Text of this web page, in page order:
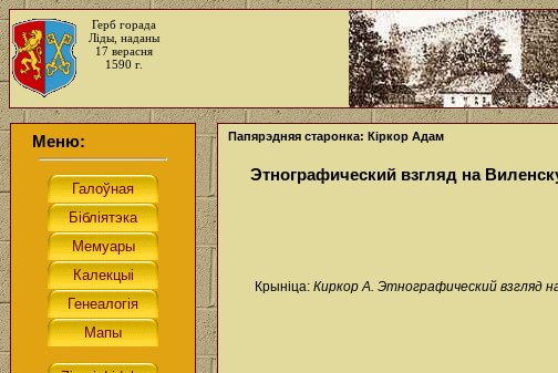
Герб горада
Ліды, наданы
17 верасня
1590 г.
Меню: Папярэдняя старонка: Кіркор Адам
Этнографический взгляд на
Крыніца: Киркор А. Этнографический взгляд